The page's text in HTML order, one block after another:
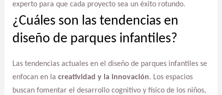
experto para que cada proyecto sea un éxito rotundo.
¿Cuáles son las tendencias en
diseño de parques infantiles?
Las tendencias actuales en el diseño de parques infantiles se
enfocan en la creatividad y la innovación. Los espacios
buscan fomentar el desarrollo cognitivo y físico de los niños,